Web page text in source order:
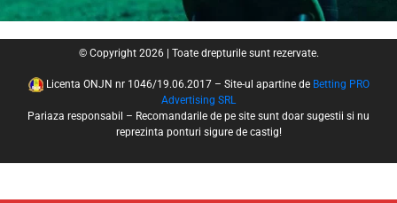
© Copyright 2026 | Toate drepturile sunt rezervate.
Licenta ONJN nr 1046/19.06.2017 – Site-ul apartine de Betting PRO
Advertising SRL
Pariaza responsabil – Recomandarile de pe site sunt doar sugestii si nu
reprezinta ponturi sigure de castig!